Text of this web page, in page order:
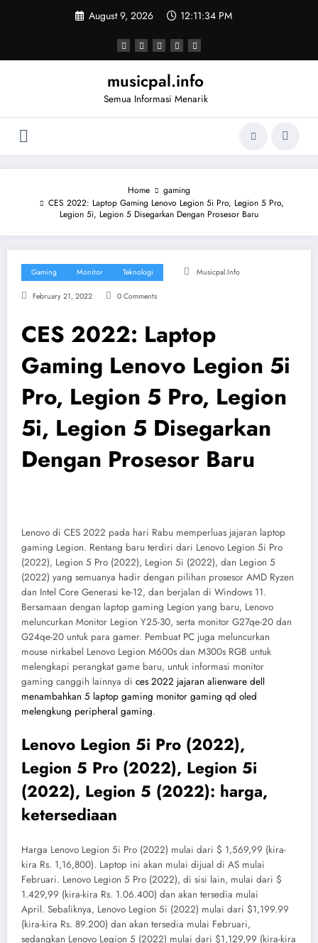
August 9, 2026 12:11:35 PM
musicpal.info
Semua Informasi Menarik
Home
gaming
CES 2022: Laptop Gaming Lenovo Legion 5i Pro, Legion 5 Pro,
Legion 5i, Legion 5 Disegarkan Dengan Prosesor Baru
Gaming Monitor Teknologi Musicpal.info
February 21, 2022 0 Comments
CES 2022: Laptop
Gaming Lenovo Legion 5i
Pro, Legion 5 Pro, Legion
5i, Legion 5 Disegarkan
Dengan Prosesor Baru
Lenovo di CES 2022 pada hari Rabu memperluas jajaran laptop
gaming Legion. Rentang baru terdiri dari Lenovo Legion 5i Pro
(2022), Legion 5 Pro (2022), Legion 5i (2022), dan Legion 5
(2022) yang semuanya hadir dengan pilihan prosesor AMD Ryzen
dan Intel Core Generasi ke-12, dan berjalan di Windows 11.
Bersamaan dengan laptop gaming Legion yang baru, Lenovo
meluncurkan Monitor Legion Y25-30, serta monitor G27qe-20 dan
G24qe-20 untuk para gamer. Pembuat PC juga meluncurkan
mouse nirkabel Lenovo Legion M600s dan M300s RGB untuk
melengkapi perangkat game baru, untuk informasi monitor
gaming canggih lainnya di ces 2022 jajaran alienware dell
menambahkan 5 laptop gaming monitor gaming qd oled
melengkung peripheral gaming.
Lenovo Legion 5i Pro (2022),
Legion 5 Pro (2022), Legion 5i
(2022), Legion 5 (2022): harga,
ketersediaan
Harga Lenovo Legion 5i Pro (2022) mulai dari $ 1,569,99 (kira-
kira Rs. 1,16,800). Laptop ini akan mulai dijual di AS mulai
Februari. Lenovo Legion 5 Pro (2022), di sisi lain, mulai dari $
1.429,99 (kira-kira Rs. 1.06.400) dan akan tersedia mulai
April. Sebaliknya, Lenovo Legion 5i (2022) mulai dari $1,199.99
(kira-kira Rs. 89.200) dan akan tersedia mulai Februari,
sedangkan Lenovo Legion 5 (2022) mulai dari $1,129,99 (kira-kira